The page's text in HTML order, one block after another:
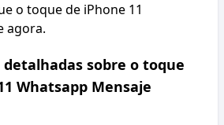
o toque de iPhone 11
agora.
sobre o toque
Whatsapp Mensaje